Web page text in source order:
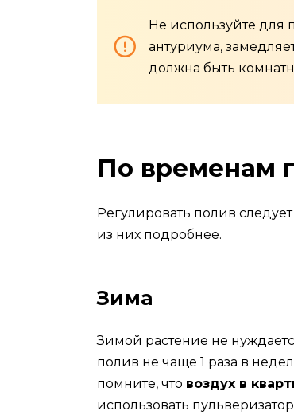
Не используйте для
антуриума,
должна быть
По временам
Регулировать полив
из них подробнее.
Зима
Зимой растение не
полив не чаще 1 раза в
помните, что воздух в
использовать